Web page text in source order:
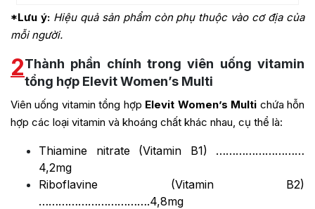
*Lưu ý: Hiệu quả sản phẩm còn phụ thuộc vào cơ địa của
mỗi người.
2Thành phần chính trong viên uống vitamin
tổng hợp Elevit Women’s Multi
Viên uống vitamin tổng hợp Elevit Women’s Multi chứa hỗn
hợp các loại vitamin và khoáng chất khác nhau, cụ thể là:
Thiamine nitrate (Vitamin B1) ………………………
4,2mg
Riboflavine (Vitamin B2)
…………………………….4,8mg